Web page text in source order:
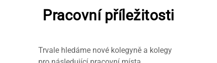
Pracovní příležitosti
Trvale hledáme nové kolegyně a kolegy